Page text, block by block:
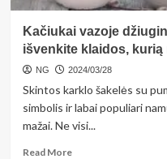
Kačiukai vazoje
išvenkite klaidos,
NG 2024/03/28
Skintos karklo šakelės su
simbolis ir labai populiari
mažai. Ne visi...
Read MoreRead